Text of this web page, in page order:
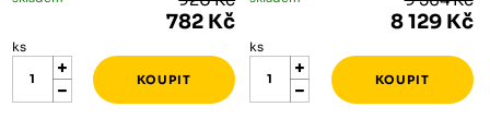
782 Kč
ks
8 129 Kč
ks